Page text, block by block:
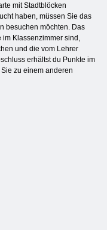
mit Stadtblöcken
haben, müssen Sie das
besuchen möchten. Das
Klassenzimmer sind,
und die vom Lehrer
erhältst du Punkte im
zu einem anderen